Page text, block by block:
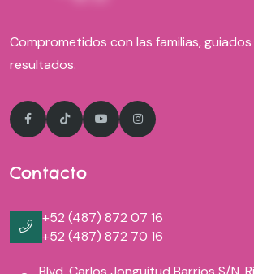
Comprometidos con las familias,
resultados.
Contacto
+52 (487) 872 07 16
+52 (487) 872 70 16